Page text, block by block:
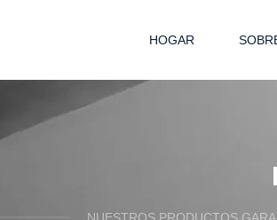
HOGAR
NUESTROS PRODUCTOS